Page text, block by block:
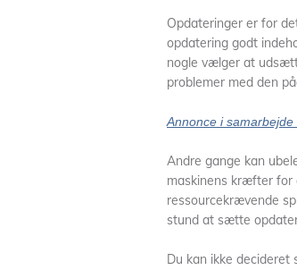
Opdateringer er for
opdatering godt
nogle vælger at
problemer med den
Annonce i samarbejde
Andre gange kan
maskinens kræfter for
ressourcekrævende
stund at sætte
Du kan ikke decideret